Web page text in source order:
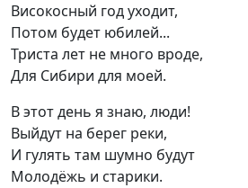
Високосный год уходит,
Потом будет юбилей...
Триста лет не много вроде,
Для Сибири для моей.
В этот день я знаю, люди!
Выйдут на берег реки,
И гулять там шумно будут
Молодёжь и старики.